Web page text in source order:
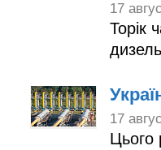
17
Торік
17
Цього